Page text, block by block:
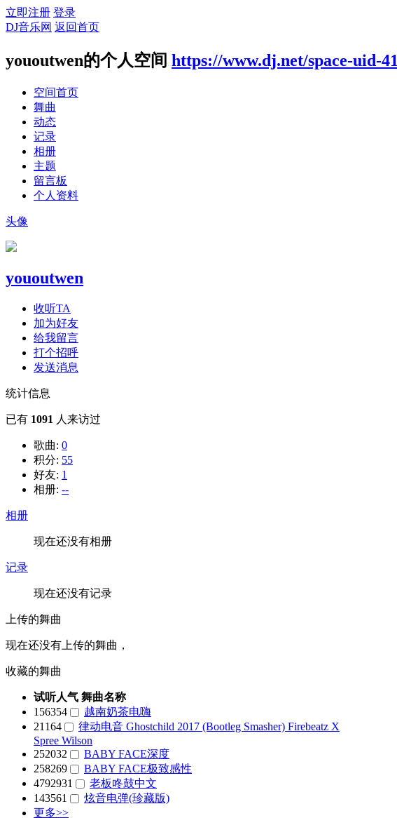
立即注册 登录
DJ音乐网 返回首页
yououtwen的个人空间 https://www.dj.net/space-uid-
空间首页
舞曲
动态
记录
相册
主题
留言板
个人资料
头像
yououtwen
收听TA
加为好友
给我留言
打个招呼
发送消息
统计信息
已有 1091 人来访过
歌曲: 0
积分: 55
好友: 1
相册: --
相册
现在还没有相册
记录
现在还没有记录
上传的舞曲
现在还没有上传的舞曲，
收藏的舞曲
试听人气 舞曲名称
156354
越南奶茶电嗨
21164
律动电音 Ghostchild 2017 (Bootleg Smasher) Firebeatz X
Spree Wilson
252032
BABY FACE深度
258269
BABY FACE极致感性
4792931
老板咚鼓中文
143561
炫音电弹(珍藏版)
更多>>